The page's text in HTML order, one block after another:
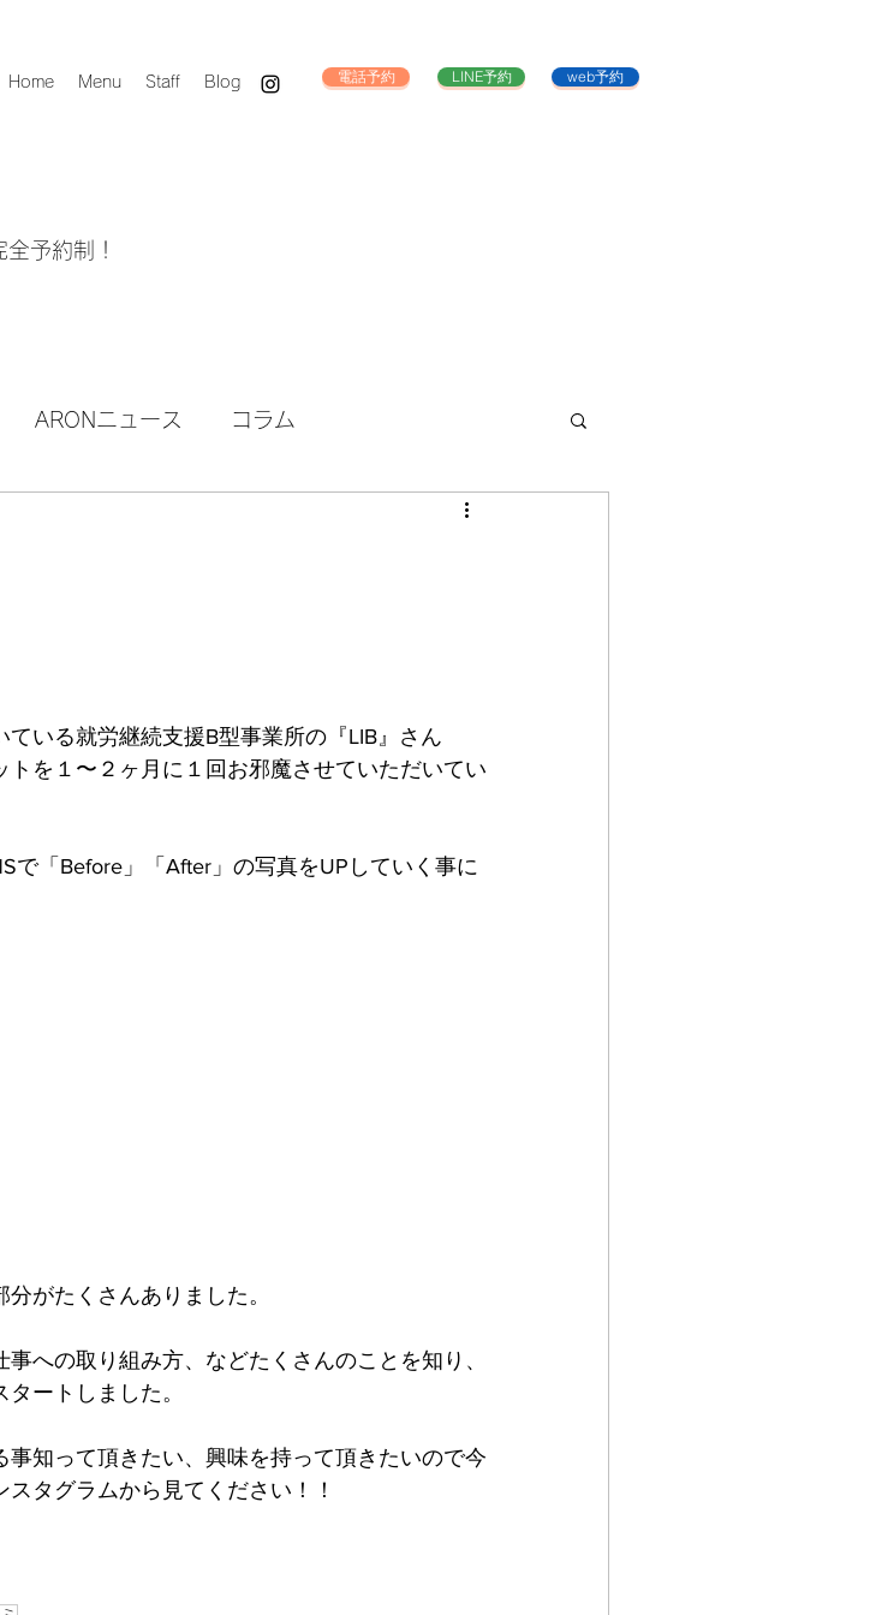
Home Menu Staff Blog 電話予約 LINE予約 web予約
全予約制！
ARONニュース コラム
いる就労継続支援B型事業所の『LIB』さん
を１〜２ヶ月に１回お邪魔させていただいてい
で「Before」「After」の写真をUPしていく事に
がたくさんありました。
への取り組み方、などたくさんのことを知り、
ートしました。
知って頂きたい、興味を持って頂きたいので今
タグラムから見てください！！